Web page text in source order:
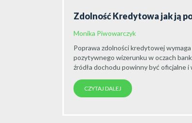
Zdolność Kredytowa jak ją
Monika Piwowarczyk
Poprawa zdolności kredytowej
pozytywnego wizerunku w oczach
źródła dochodu powinny być oficjalne i
CZYTAJ DALEJ